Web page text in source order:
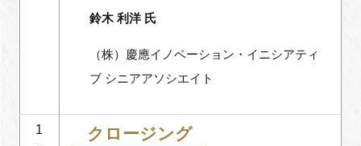
鈴木 利洋 氏
（株）慶應イノベーション・イニシアティ
ブ シニアアソシエイト
1
クロージング